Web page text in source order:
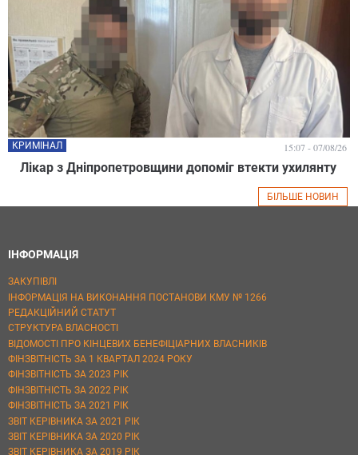
Лікар з Дніпропетровщини допоміг втекти ухилянту
КРИМІНАЛ 15:07 - 07/08/26
БІЛЬШЕ НОВИН
ІНФОРМАЦІЯ
ЗАКУПІВЛІ
ІНФОРМАЦІЯ НА ВИКОНАННЯ ПОСТАНОВИ КМУ № 1266
РЕДАКЦІЙНИЙ СТАТУТ
СТРУКТУРА ВЛАСНОСТІ
ВІДОМОСТІ ПРО КІНЦЕВИХ БЕНЕФІЦІАРНИХ ВЛАСНИКІВ
ФІНЗВІТНІСТЬ ЗА 1 КВАРТАЛ 2024 РОКУ
ФІНЗВІТНІСТЬ ЗА 2023 РІК
ФІНЗВІТНІСТЬ ЗА 2022 РІК
ФІНЗВІТНІСТЬ ЗА 2021 РІК
ЗВІТ КЕРІВНИКА ЗА 2021 РІК
ЗВІТ КЕРІВНИКА ЗА 2020 РІК
ЗВІТ КЕРІВНИКА ЗА 2019 РІК